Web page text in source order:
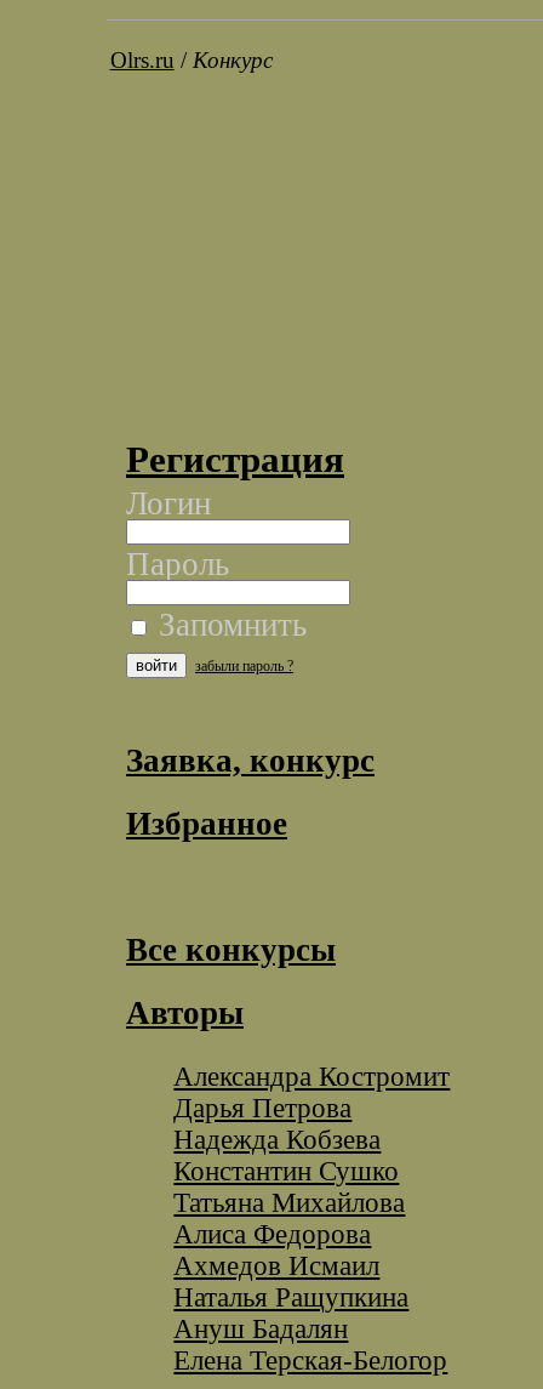
Olrs.ru / Конкурс
Регистрация
Логин
Пароль
Запомнить
забыли пароль ?
Заявка, конкурс
Избранное
Все конкурсы
Авторы
Александра Костромит
Дарья Петрова
Надежда Кобзева
Константин Сушко
Татьяна Михайлова
Алиса Федорова
Ахмедов Исмаил
Наталья Ращупкина
Ануш Бадалян
Елена Терская-Белогор